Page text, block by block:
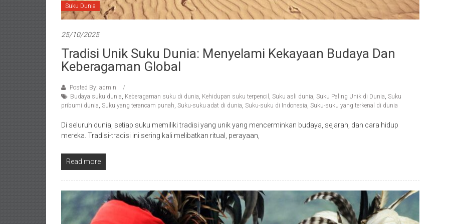
Suku Dunia
25/10/2025
Tradisi Unik Suku Dunia: Menyelami Kekayaan Budaya Dan
Keberagaman Global
Posted By: admin
Budaya suku dunia, Keberagaman suku di dunia, Kehidupan suku terpencil , Suku asli dunia, Suku Paling Unik di Dunia, Suku
pribumi dunia, Suku yang terancam punah, Suku-suku adat di dunia, Suku-suku di Indonesia, Suku-suku yang terkenal di dunia
Di seluruh dunia, setiap suku memiliki tradisi yang unik yang mencerminkan budaya, sejarah, dan cara hidup
mereka. Tradisi-tradisi ini sering kali melibatkan ritual, perayaan,
Read more